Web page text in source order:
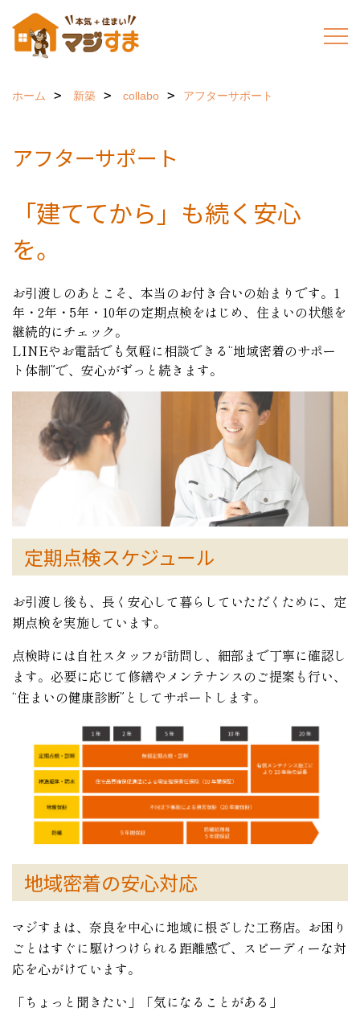
ホーム 新築 collabo アフターサポート
アフターサポート
「建ててから」も続く安心
を。
お引渡しのあとこそ、本当のお付き合いの始まりです。1
年・2年・5年・10年の定期点検をはじめ、住まいの状態を
継続的にチェック。
LINEやお電話でも気軽に相談できる“地域密着のサポー
ト体制”で、安心がずっと続きます。
定期点検スケジュール
お引渡し後も、長く安心して暮らしていただくために、定
期点検を実施しています。
点検時には自社スタッフが訪問し、細部まで丁寧に確認し
ます。必要に応じて修繕やメンテナンスのご提案も行い、
“住まいの健康診断”としてサポートします。
地域密着の安心対応
マジすまは、奈良を中心に地域に根ざした工務店。お困り
ごとはすぐに駆けつけられる距離感で、スピーディーな対
応を心がけています。
「ちょっと聞きたい」「気になることがある」